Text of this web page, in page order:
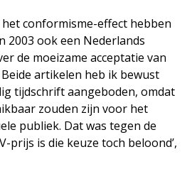
conformisme-effect hebben
2003 ook een Nederlands
de moeizame acceptatie van
artikelen heb ik bewust
tijdschrift aangeboden, omdat
zouden zijn voor het
publiek. Dat was tegen de
prijs is die keuze toch beloond’,